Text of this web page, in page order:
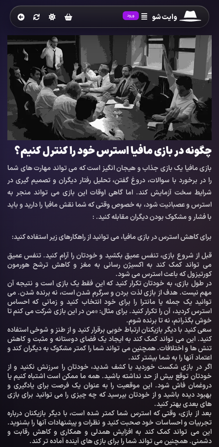
وایت شو ورود
چگونه در بازی مافیا استرس خود را کنترل کنیم؟
بازی مافیا یک بازی جذاب و هیجان انگیز است که می تواند مهارت های شما
را در برخورد با سوالات، دروغ گفتن، تحلیل رفتار دیگران و تصمیم گیری در
شرایط سخت آزمایش کند. اما گاهی اوقات این بازی می تواند منجر به
استرس و عصبانیت شود، به خصوص وقتی که شما نقش مافیا را دارید و باید
با فشار و مشکوک بودن دیگران مقابله کنید. :
برای کاهش استرس در بازی مافیا، می توانید از راهکارهای زیر استفاده کنید:
قبل از شروع بازی، تنفس عمیق بکشید و خودتان را آرام کنید. تنفس عمیق
می تواند کمک کند به اکسیژن رسانی به مغز و کاهش ترشح هورمون
کورتیزول که باعث استرس می شود.
در طول بازی، به خودتان تکرار کنید که این فقط یک بازی است و نتیجه آن
مهم نیست. هدف از بازی لذت بردن و سرگرم شدن است، نه برنده شدن. می
توانید یک جمله یا مانترا را برای خود انتخاب کنید و زمانی که احساس
استرس کردید، آن را تکرار کنید. برای مثال: «من در این بازی شرکت می کنم تا
خوش بگذرانم، نه تا برنده شوم.
سعی کنید با دیگر بازیکنان ارتباط خوبی برقرار کنید و از طنز و شوخی استفاده
کنید. این می تواند کمک کند به ایجاد یک فضای دوستانه و مثبت و کاهش
تنش ها و اختلافات. همچنین می تواند شما را کمتر مشکوک به دیگران کند و
اعتماد آنها را به شما بیشتر کند.
اگر در بازی شکست خوردید یا کشف شدید، خودتان را سرزنش نکنید و از
خودتان توقع بیش از حد نداشته باشید. همه ما ممکن است اشتباه کنیم یا
دروغمان فاش شود. این موقعیت را به عنوان یک فرصت برای یادگیری و
بهبود دیده باشید و از خودتان بپرسید که چه چیزی را می توانید برای بازی
های بعدی بهتر کنید.
بعد از بازی، وقتی که استرس شما کمتر شده است، با دیگر بازیکنان درباره
تجربیات و احساسات خود صحبت کنید و نظرات و پیشنهادات آنها را بشنوید.
این می تواند کمک کند به افزایش همدلی و همکاری و کاهش رقابت و
دشمنی. همچنین می تواند شما را برای بازی های آینده آماده تر کند.